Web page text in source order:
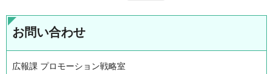
お問い合わせ
広報課 プロモーション戦略室